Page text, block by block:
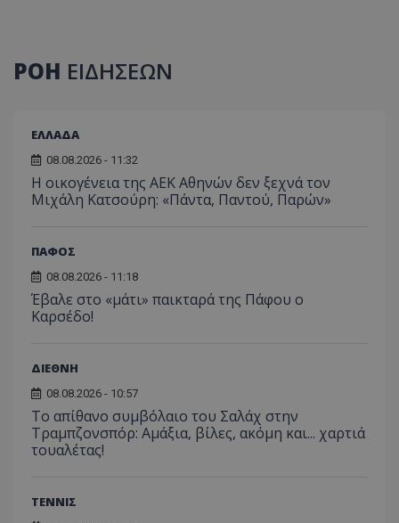
ΡΟΗ ΕΙΔΗΣΕΩΝ
ΕΛΛΑΔΑ
08.08.2026 - 11:32
Η οικογένεια της ΑΕΚ Αθηνών δεν ξεχνά τον
Μιχάλη Κατσούρη: «Πάντα, Παντού, Παρών»
ΠΑΦΟΣ
08.08.2026 - 11:18
Έβαλε στο «μάτι» παικταρά της Πάφου ο
Καρσέδο!
ΔΙΕΘΝΗ
08.08.2026 - 10:57
Το απίθανο συμβόλαιο του Σαλάχ στην
Τραμπζονσπόρ: Αμάξια, βίλες, ακόμη και... χαρτιά
τουαλέτας!
ΤΕΝΝΙΣ